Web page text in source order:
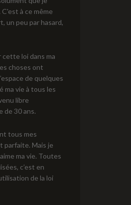
à ce même
un peu par hasard,
cette loi dans ma
choses ont
de quelques
ma vie à tous les
libre
de 30 ans.
tous mes
parfaite. Mais je
ma vie. Toutes
c’est en
de la loi